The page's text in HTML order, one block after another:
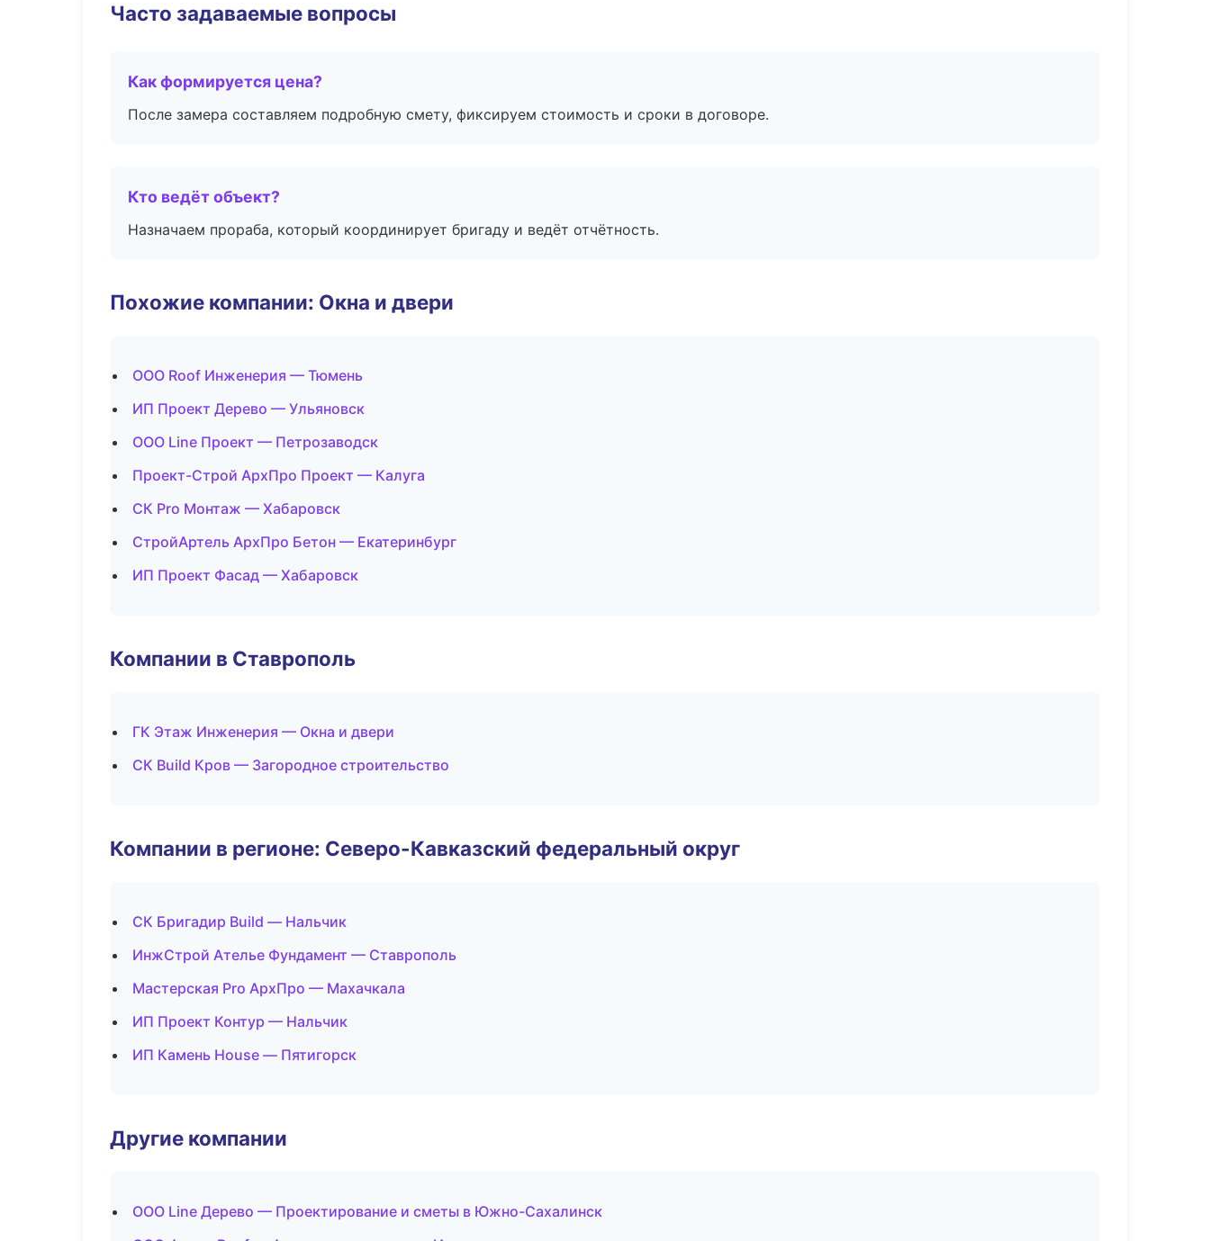
Часто задаваемые вопросы
Как формируется цена?
После замера составляем подробную смету, фиксируем стоимость и сроки в договоре.
Кто ведёт объект?
Назначаем прораба, который координирует бригаду и ведёт отчётность.
Похожие компании: Окна и двери
ООО Roof Инженерия — Тюмень
ИП Проект Дерево — Ульяновск
ООО Line Проект — Петрозаводск
Проект-Строй АрхПро Проект — Калуга
СК Pro Монтаж — Хабаровск
СтройАртель АрхПро Бетон — Екатеринбург
ИП Проект Фасад — Хабаровск
Компании в Ставрополь
ГК Этаж Инженерия — Окна и двери
СК Build Кров — Загородное строительство
Компании в регионе: Северо-Кавказский федеральный округ
СК Бригадир Build — Нальчик
ИнжСтрой Ателье Фундамент — Ставрополь
Мастерская Pro АрхПро — Махачкала
ИП Проект Контур — Нальчик
ИП Камень House — Пятигорск
Другие компании
ООО Line Дерево — Проектирование и сметы в Южно-Сахалинск